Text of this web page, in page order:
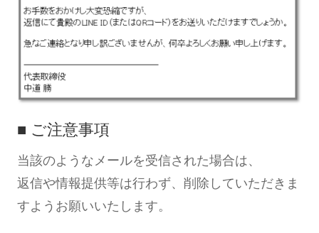
■ ご注意事項
当該のようなメールを受信された場合は、
返信や情報提供等は行わず、削除していただきま
すようお願いいたします。